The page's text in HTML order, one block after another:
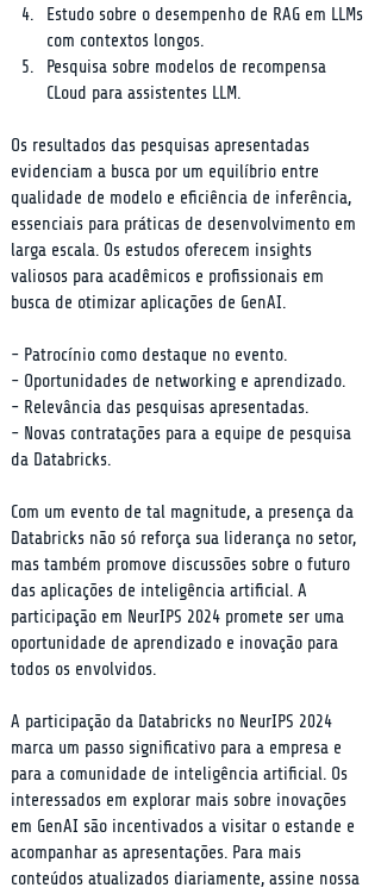
Estudo sobre o desempenho de RAG em LLMs
com contextos longos.
Pesquisa sobre modelos de recompensa
CLoud para assistentes LLM.
Os resultados das pesquisas apresentadas
evidenciam a busca por um equilíbrio entre
qualidade de modelo e eficiência de inferência,
essenciais para práticas de desenvolvimento em
larga escala. Os estudos oferecem insights
valiosos para acadêmicos e profissionais em
busca de otimizar aplicações de GenAI.
- Patrocínio como destaque no evento.
- Oportunidades de networking e aprendizado.
- Relevância das pesquisas apresentadas.
- Novas contratações para a equipe de pesquisa
da Databricks.
Com um evento de tal magnitude, a presença da
Databricks não só reforça sua liderança no setor,
mas também promove discussões sobre o futuro
das aplicações de inteligência artificial. A
participação em NeurIPS 2024 promete ser uma
oportunidade de aprendizado e inovação para
todos os envolvidos.
A participação da Databricks no NeurIPS 2024
marca um passo significativo para a empresa e
para a comunidade de inteligência artificial. Os
interessados em explorar mais sobre inovações
em GenAI são incentivados a visitar o estande e
acompanhar as apresentações. Para mais
conteúdos atualizados diariamente, assine nossa